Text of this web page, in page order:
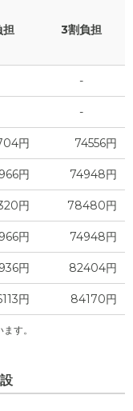
担 3割負担
-
-
円 74556円
円 74948円
円 78480円
円 74948円
円 82404円
円 84170円
す。